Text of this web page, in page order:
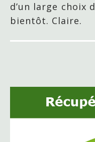
d’un large choix
bientôt. Claire.